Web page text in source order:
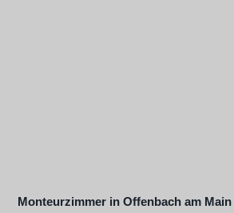
Monteurzimmer in Offenbach am Main